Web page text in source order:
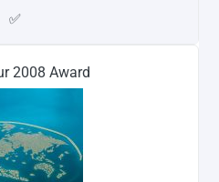
✅
2008 Award